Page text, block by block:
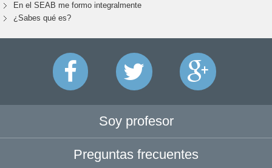
En el SEAB me formo integralmente
¿Sabes qué es?
Soy profesor
Preguntas frecuentes